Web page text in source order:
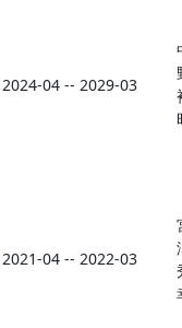
2024-04 -- 2029-03
2021-04 -- 2022-03